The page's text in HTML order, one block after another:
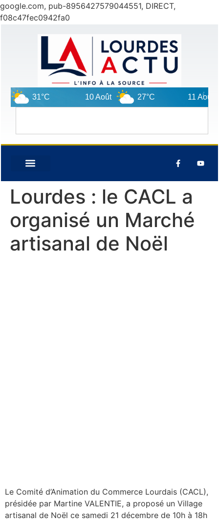
google.com, pub-8956427579044551, DIRECT,
f08c47fec0942fa0
31°C 10 Août 27°C 11 Août
Lourdes : le CACL a
organisé un Marché
artisanal de Noël
Le Comité d’Animation du Commerce Lourdais (CACL),
présidée par Martine VALENTIE, a proposé un Village
artisanal de Noël ce samedi 21 décembre de 10h à 18h